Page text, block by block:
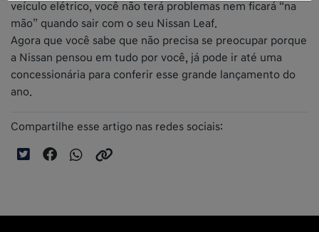
veículo elétrico, você não terá problemas nem ficará “na
mão” quando sair com o seu Nissan Leaf.
Agora que você sabe que não precisa se preocupar porque
a Nissan pensou em tudo por você, já pode ir até uma
concessionária para conferir esse grande lançamento do
ano.
Compartilhe esse artigo nas redes sociais: